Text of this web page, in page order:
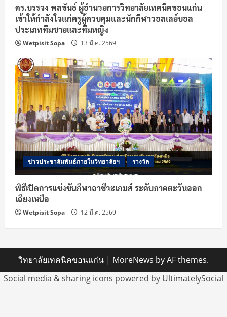
ดร.บรรจง พลขันธ์ ผู้อำนวยการวิทยาลัยเทคนิคขอนแก่น
เข้าให้กำลังใจแก่ครูผู้ควบคุมและนักกีฬาวอลเลย์บอล
ประเภททีมชายและทีมหญิง
Wetpisit Sopa 13 มี.ค. 2569
ข่าวประชาสัมพันธ์ภายในวิทยาลัยฯ รางวัล
พิธีเปิดการแข่งขันกีฬาอาชีวะเกมส์ ระดับภาคตะวันออก
เฉียงเหนือ
Wetpisit Sopa 12 มี.ค. 2569
วิทยาลัยเทคนิคขอนแก่น | MoreNews by AF themes.
Social media & sharing icons powered by UltimatelySocial